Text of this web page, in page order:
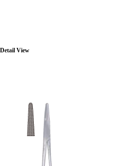
Detail View